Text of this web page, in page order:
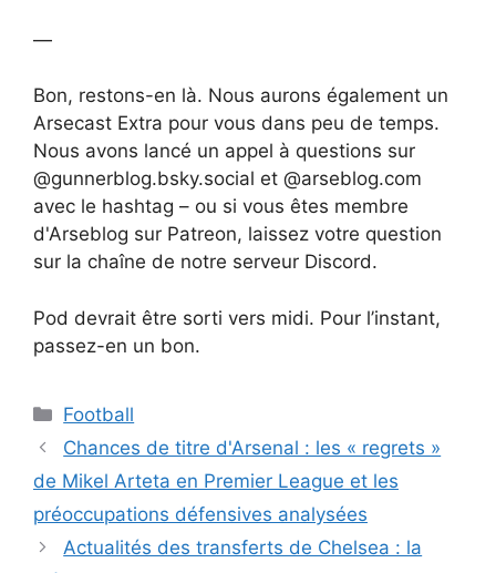
—
Bon, restons-en là. Nous aurons également un
Arsecast Extra pour vous dans peu de temps.
Nous avons lancé un appel à questions sur
@gunnerblog.bsky.social et @arseblog.com
avec le hashtag – ou si vous êtes membre
d'Arseblog sur Patreon, laissez votre question
sur la chaîne de notre serveur Discord.
Pod devrait être sorti vers midi. Pour l’instant,
passez-en un bon.
Catégories
Football
Chances de titre d'Arsenal : les « regrets »
de Mikel Arteta en Premier League et les
préoccupations défensives analysées
Actualités des transferts de Chelsea : la